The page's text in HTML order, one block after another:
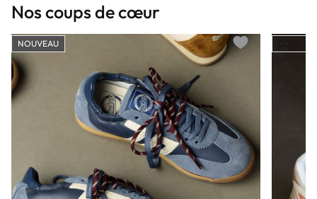
Nos coups de cœur
NOUVEAU
Add to wishlist